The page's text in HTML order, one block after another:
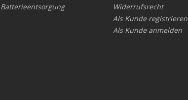
Batterieentsorgung
Widerrufsrecht
Als Kunde registrieren
Als Kunde anmelden